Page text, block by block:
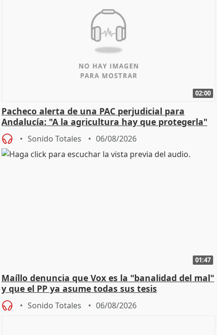
02:00
Pacheco alerta de una PAC perjudicial para
Andalucía: "A la agricultura hay que protegerla"
Sonido Totales 06/08/2026
01:47
Maíllo denuncia que Vox es la "banalidad del mal"
y que el PP ya asume todas sus tesis
Sonido Totales 06/08/2026